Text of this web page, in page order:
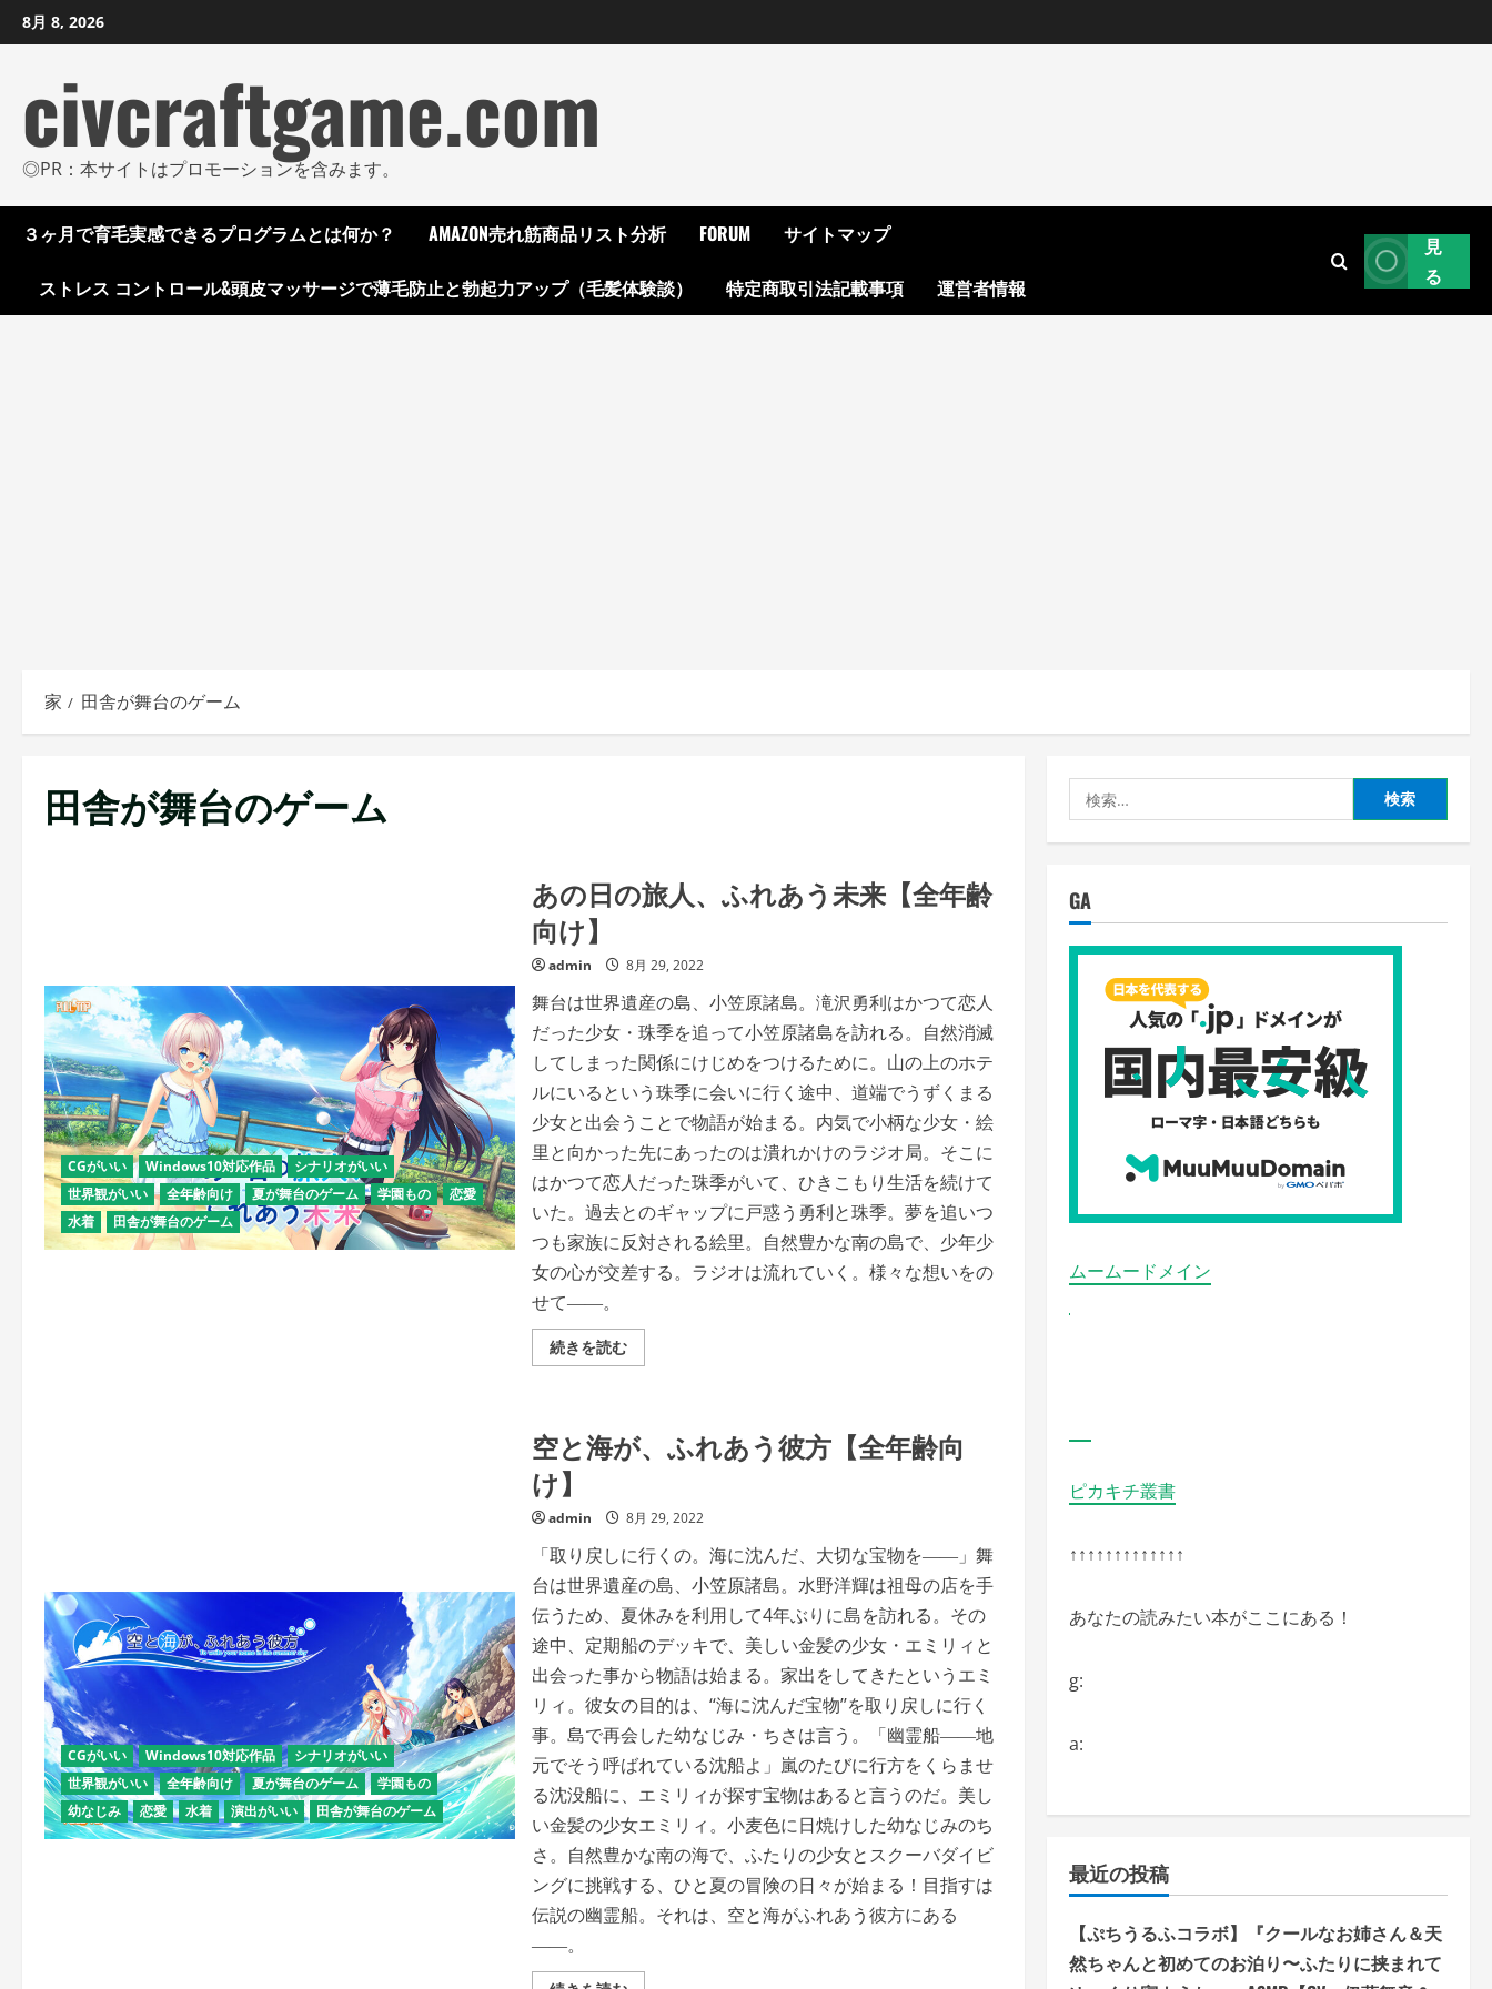
ン
し
8月 8, 2026
civcraftgame.com
◎PR：本サイトはプロモーションを含みます。
３ヶ月で育毛実感できるプログラムとは何か？ AMAZON売れ筋商品リスト分析 FORUM サイトマップ
ストレス コントロール&頭皮マッサージで薄毛防止と勃起力アップ（毛髪体験談） 特定商取引法記載事項 運営者情報
見
る
家 田舎が舞台のゲーム
田舎が舞台のゲーム
CGがいい Windows10対応作品
シナリオがいい
世界観がいい
全年齢向け 夏が舞台のゲーム 学園もの
恋愛
水着
田舎が舞台のゲーム
あの日の旅人、ふれあう未来【全年齢
向け】
admin 8月 29, 2022
舞台は世界遺産の島、小笠原諸島。滝沢勇利はかつて恋人
だった少女・珠季を追って小笠原諸島を訪れる。自然消滅
してしまった関係にけじめをつけるために。山の上のホテ
ルにいるという珠季に会いに行く途中、道端でうずくまる
少女と出会うことで物語が始まる。内気で小柄な少女・絵
里と向かった先にあったのは潰れかけのラジオ局。そこに
はかつて恋人だった珠季がいて、ひきこもり生活を続けて
いた。過去とのギャップに戸惑う勇利と珠季。夢を追いつ
つも家族に反対される絵里。自然豊かな南の島で、少年少
女の心が交差する。ラジオは流れていく。様々な想いをの
せて――。
続きを読むあ
の
ふ
れ
来
【全
年
齢
向
け】
の
詳
細
を
ご
覧
く
だ
さ
い
CGがいい Windows10対応作品
シナリオがいい
世界観がいい
全年齢向け 夏が舞台のゲーム
学園もの
幼なじみ
恋愛 水着 演出がいい 田舎が舞台のゲーム
空と海が、ふれあう彼方【全年齢向
け】
admin 8月 29, 2022
「取り戻しに行くの。海に沈んだ、大切な宝物を――」舞
台は世界遺産の島、小笠原諸島。水野洋輝は祖母の店を手
伝うため、夏休みを利用して4年ぶりに島を訪れる。その
途中、定期船のデッキで、美しい金髪の少女・エミリィと
出会った事から物語は始まる。家出をしてきたというエミ
リィ。彼女の目的は、‘‘海に沈んだ宝物’’を取り戻しに行く
事。島で再会した幼なじみ・ちさは言う。「幽霊船――地
元でそう呼ばれている沈船よ」嵐のたびに行方をくらませ
る沈没船に、エミリィが探す宝物はあると言うのだ。美し
い金髪の少女エミリィ。小麦色に日焼けした幼なじみのち
さ。自然豊かな南の海で、ふたりの少女とスクーバダイビ
ングに挑戦する、ひと夏の冒険の日々が始まる！目指すは
伝説の幽霊船。それは、空と海がふれあう彼方にある
――。
索:
GA
ムームードメイン
ピカキチ叢書
↑↑↑↑↑↑↑↑↑↑↑↑↑
あなたの読みたい本がここにある！
g:
a:
最近の投稿
【ぷちうるふコラボ】『クールなお姉さん＆天
然ちゃんと初めてのお泊り〜ふたりに挟まれて